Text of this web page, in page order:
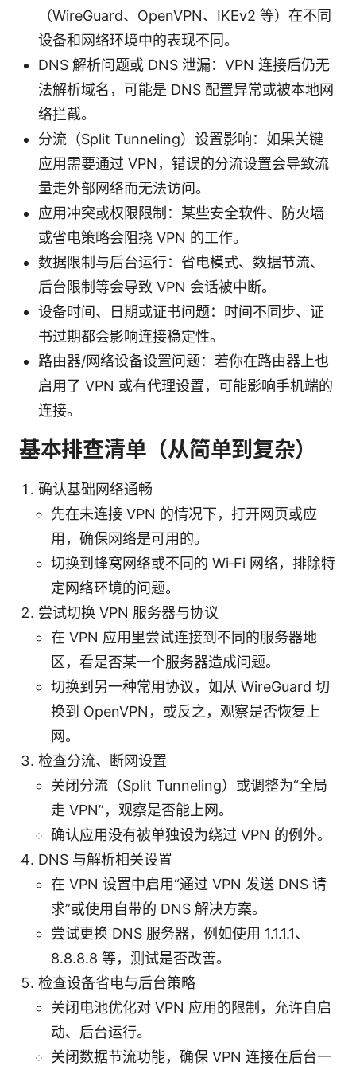
（WireGuard、OpenVPN、IKEv2 等）在不同
设备和网络环境中的表现不同。
DNS 解析问题或 DNS 泄漏：VPN 连接后仍无
法解析域名，可能是 DNS 配置异常或被本地网
络拦截。
分流（Split Tunneling）设置影响：如果关键
应用需要通过 VPN，错误的分流设置会导致流
量走外部网络而无法访问。
应用冲突或权限限制：某些安全软件、防火墙
或省电策略会阻挠 VPN 的工作。
数据限制与后台运行：省电模式、数据节流、
后台限制等会导致 VPN 会话被中断。
设备时间、日期或证书问题：时间不同步、证
书过期都会影响连接稳定性。
路由器/网络设备设置问题：若你在路由器上也
启用了 VPN 或有代理设置，可能影响手机端的
连接。
基本排查清单（从简单到复杂）
确认基础网络通畅
先在未连接 VPN 的情况下，打开网页或应
用，确保网络是可用的。
切换到蜂窝网络或不同的 Wi‑Fi 网络，排除特
定网络环境的问题。
尝试切换 VPN 服务器与协议
在 VPN 应用里尝试连接到不同的服务器地
区，看是否某一个服务器造成问题。
切换到另一种常用协议，如从 WireGuard 切
换到 OpenVPN，或反之，观察是否恢复上
网。
检查分流、断网设置
关闭分流（Split Tunneling）或调整为“全局
走 VPN”，观察是否能上网。
确认应用没有被单独设为绕过 VPN 的例外。
DNS 与解析相关设置
在 VPN 设置中启用“通过 VPN 发送 DNS 请
求”或使用自带的 DNS 解决方案。
尝试更换 DNS 服务器，例如使用 1.1.1.1、
8.8.8.8 等，测试是否改善。
检查设备省电与后台策略
关闭电池优化对 VPN 应用的限制，允许自启
动、后台运行。
关闭数据节流功能，确保 VPN 连接在后台一